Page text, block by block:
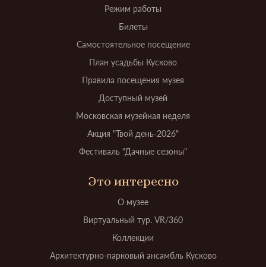
Режим работы
Билеты
Самостоятельное посещение
План усадьбы Кусково
Правила посещения музея
Доступный музей
Московская музейная неделя
Акция "Твой день-2026"
Фестиваль "Дачные сезоны"
Это интересно
О музее
Виртуальный тур. VR/360
Коллекции
Архитектурно-парковый ансамбль Кусково